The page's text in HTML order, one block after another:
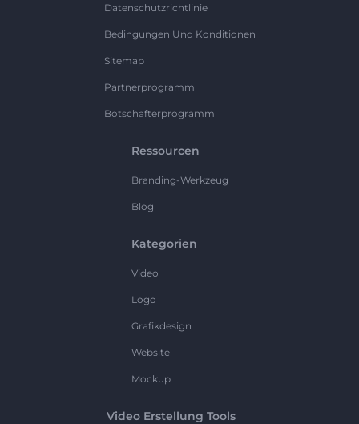
Datenschutzrichtlinie
Bedingungen Und Konditionen
Sitemap
Partnerprogramm
Botschafterprogramm
Ressourcen
Branding-Werkzeug
Blog
Kategorien
Video
Logo
Grafikdesign
Website
Mockup
Video Erstellung Tools